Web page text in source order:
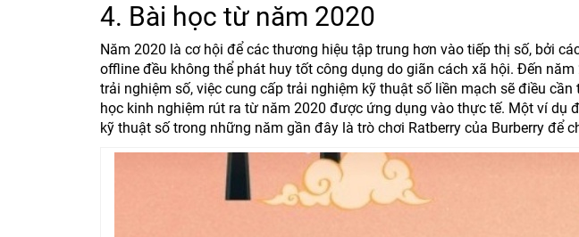
4. Bài học từ năm 2020
Năm 2020 là cơ hội để các thương hiệu tập trung hơn vào tiếp thị số, bởi
offline đều không thể phát huy tốt công dụng do giãn cách xã hội. Đến
trải nghiệm số, việc cung cấp trải nghiệm kỹ thuật số liền mạch sẽ điều
học kinh nghiệm rút ra từ năm 2020 được ứng dụng vào thực tế. Một ví dụ
kỹ thuật số trong những năm gần đây là trò chơi Ratberry của Burberry để